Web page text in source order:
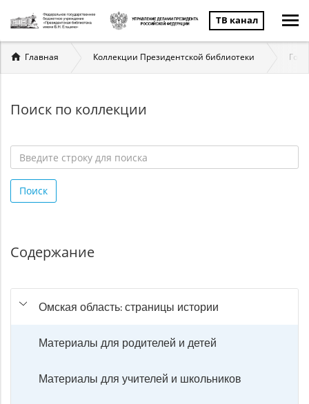
ТВ канал
Вы
здесь
Главная Коллекции Президентской библиотеки
Поиск по коллекции
строку
для
Поиск
Содержание
Омская область: страницы истории
Материалы для родителей и детей
Материалы для учителей и школьников